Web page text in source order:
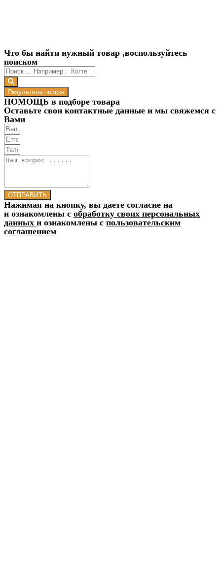
Что бы найти нужный товар ,воспользуйтесь
поиском
Результаты поиска
ПОМОЩЬ в подборе товара
Оставьте свои контактные данные и мы свяжемся с
Вами
ОТПРАВИТЬ
Нажимая на кнопку, вы даете согласие на
и ознакомлены с обработку своих персональных
данных и ознакомлены с пользовательским
соглашением